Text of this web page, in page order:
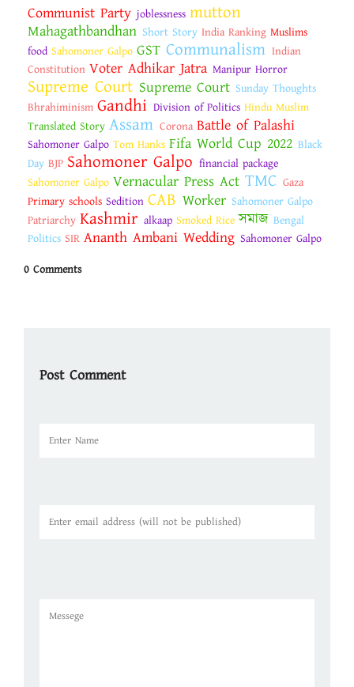
Communist Party joblessness mutton
Mahagathbandhan Short Story India Ranking Muslims
food Sahomoner Galpo GST Communalism Indian
Constitution Voter Adhikar Jatra Manipur Horror
Supreme Court Supreme Court Sunday Thoughts
Bhrahiminism Gandhi Division of Politics Hindu Muslim
Translated Story Assam Corona Battle of Palashi
Sahomoner Galpo Tom Hanks Fifa World Cup 2022 Black
Day BJP Sahomoner Galpo financial package
Sahomoner Galpo Vernacular Press Act TMC Gaza
Primary schools Sedition CAB Worker Sahomoner Galpo
Patriarchy Kashmir alkaap Smoked Rice সমাজ Bengal
Politics SIR Ananth Ambani Wedding Sahomoner Galpo
0 Comments
Post Comment